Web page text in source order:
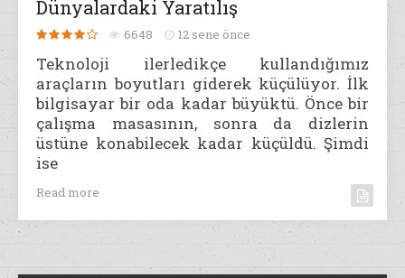
Dünyalardaki Yaratılış
6648 12 sene önce
Teknoloji ilerledikçe kullandığımız
araçların boyutları giderek küçülüyor. İlk
bilgisayar bir oda kadar büyüktü. Önce bir
çalışma masasının, sonra da dizlerin
üstüne konabilecek kadar küçüldü. Şimdi
ise
Read more